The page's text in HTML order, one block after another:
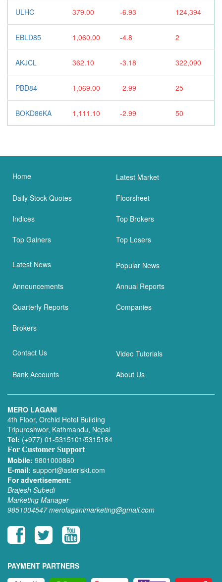
ULHC 379.00 -6.93 124,394
EBLD85 1,060.00 -4.8 2
AKJCL 362.10 -3.18 322,090
PBD84 1,069.00 -2.99 25
BOKD86KA 1,111.10 -2.99 50
Home Latest Market
Daily Stock Quotes Floorsheet
Indices Top Brokers
Top Gainers Top Losers
Latest News Popular News
Announcements Annual Reports
Quarterly Reports Companies
Brokers
Contact Us Video Tutorials
Bank Accounts About Us
MERO LAGANI
4th Floor, Orchid Hotel Building
Tripureshwor, Kathmandu, Nepal
Tel: (+977) 01-5315101/5315184
For Customer Support
Mobile: 9801000860
E-mail: support@asteriskt.com
For advertisement:
Brajesh Subedi
Marketing Manager
9851004547 merolaganimarketing@gmail.com
PAYMENT PARTNERS